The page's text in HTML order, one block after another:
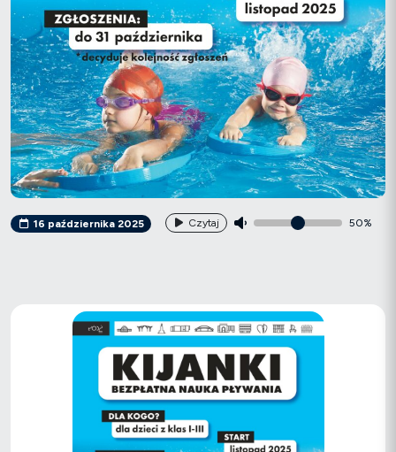
16 października 2025 Czytaj 50%